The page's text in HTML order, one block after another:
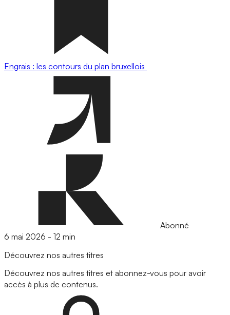
Engrais : les contours du plan bruxellois
Abonné
6 mai 2026 - 12 min
Découvrez nos autres titres
Découvrez nos autres titres et abonnez-vous pour avoir
accès à plus de contenus.